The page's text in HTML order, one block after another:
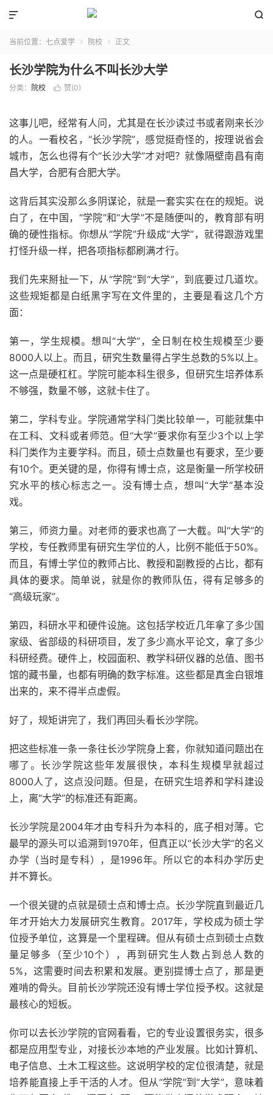


当前位置： 七点爱学  院校  正文
长沙学院为什么不叫长沙大学
分类： 院校  赞(0)
这事儿吧，经常有人问，尤其是在长沙读过书或者刚来长沙
的人。一看校名，“长沙学院”，感觉挺奇怪的，按理说省会
城市，怎么也得有个“长沙大学”才对吧？就像隔壁南昌有南
昌大学，合肥有合肥大学。
这背后其实没那么多阴谋论，就是一套实实在在的规矩。说
白了，在中国，“学院”和“大学”不是随便叫的，教育部有明
确的硬性指标。你想从“学院”升级成“大学”，就得跟游戏里
打怪升级一样，把各项指标都刷满才行。
我们先来掰扯一下，从“学院”到“大学”，到底要过几道坎。
这些规矩都是白纸黑字写在文件里的，主要是看这几个方
面：
第一，学生规模。想叫“大学”，全日制在校生规模至少要
8000人以上。而且，研究生数量得占学生总数的5%以上。
这一点是硬杠杠。学院可能本科生很多，但研究生培养体系
不够强，数量不够，这就卡住了。
第二，学科专业。学院通常学科门类比较单一，可能就集中
在工科、文科或者师范。但“大学”要求你有至少3个以上学
科门类作为主要学科。而且，硕士点数量也有要求，至少要
有10个。更关键的是，你得有博士点，这是衡量一所学校研
究水平的核心标志之一。没有博士点，想叫“大学”基本没
戏。
第三，师资力量。对老师的要求也高了一大截。叫“大学”的
学校，专任教师里有研究生学位的人，比例不能低于50%。
而且，有博士学位的教师占比、教授和副教授的占比，都有
具体的要求。简单说，就是你的教师队伍，得有足够多的
“高级玩家”。
第四，科研水平和硬件设施。这包括学校近几年拿了多少国
家级、省部级的科研项目，发了多少高水平论文，拿了多少
科研经费。硬件上，校园面积、教学科研仪器的总值、图书
馆的藏书量，也都有明确的数字标准。这些都是真金白银堆
出来的，来不得半点虚假。
好了，规矩讲完了，我们再回头看长沙学院。
把这些标准一条一条往长沙学院身上套，你就知道问题出在
哪了。长沙学院这些年发展很快，本科生规模早就超过
8000人了，这点没问题。但是，在研究生培养和学科建设
上，离“大学”的标准还有距离。
长沙学院是2004年才由专科升为本科的，底子相对薄。它
最早的源头可以追溯到1970年，但真正以“长沙大学”的名义
办学（当时是专科），是1996年。所以它的本科办学历史
并不算长。
一个很关键的点就是硕士点和博士点。长沙学院直到最近几
年才开始大力发展研究生教育。2017年，学校成为硕士学
位授予单位，这算是一个里程碑。但从有硕士点到硕士点数
量足够多（至少10个），再到研究生人数占到总人数的
5%，这需要时间去积累和发展。更别提博士点了，那是更
难啃的骨头。目前长沙学院还没有博士学位授予权。这就是
最核心的短板。
你可以去长沙学院的官网看看，它的专业设置很务实，很多
都是应用型专业，对接长沙本地的产业发展。比如计算机、
电子信息、土木工程这些。这说明学校的定位很清楚，就是
培养能直接上手干活的人才。但从“学院”到“大学”，意味着